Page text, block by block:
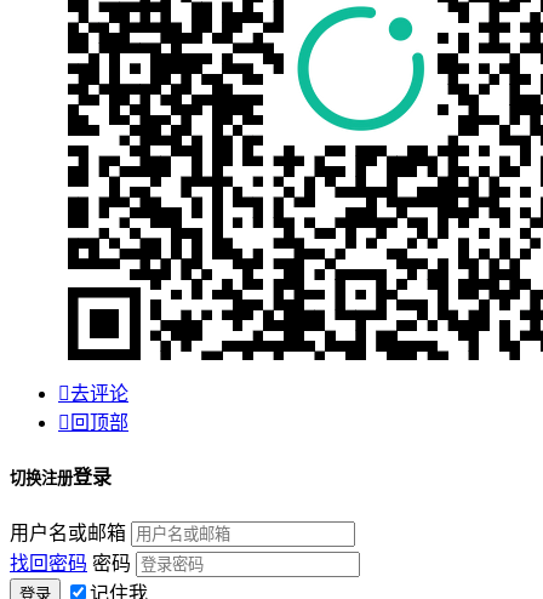
去评论
 回顶部
切换注册登录
用户名或邮箱
找回密码 密码
记住我